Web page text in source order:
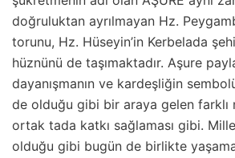
doğruluktan ayrılmayan Hz.
torunu, Hz. Hüseyin’in Kerbelada
hüznünü de taşımaktadır. Aşure
dayanışmanın ve kardeşliğin
de olduğu gibi bir araya gelen farklı
ortak tada katkı sağlaması gibi.
olduğu gibi bugün de birlikte